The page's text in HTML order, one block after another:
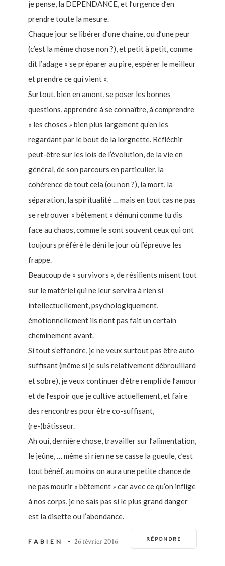
je pense, la DEPENDANCE, et l’urgence d’en
prendre toute la mesure.
Chaque jour se libérer d’une chaîne, ou d’une peur
(c’est la même chose non ?), et petit à petit, comme
dit l’adage « se préparer au pire, espérer le meilleur
et prendre ce qui vient ».
Surtout, bien en amont, se poser les bonnes
questions, apprendre à se connaître, à comprendre
« les choses » bien plus largement qu’en les
regardant par le bout de la lorgnette. Réfléchir
peut-être sur les lois de l’évolution, de la vie en
général, de son parcours en particulier, la
cohérence de tout cela (ou non ?), la mort, la
séparation, la spiritualité … mais en tout cas ne pas
se retrouver « bêtement » démuni comme tu dis
face au chaos, comme le sont souvent ceux qui ont
toujours préféré le déni le jour où l’épreuve les
frappe.
Beaucoup de « survivors », de résilients misent tout
sur le matériel qui ne leur servira à rien si
intellectuellement, psychologiquement,
émotionnellement ils n’ont pas fait un certain
cheminement avant.
Si tout s’effondre, je ne veux surtout pas être auto
suffisant (même si je suis relativement débrouillard
et sobre), je veux continuer d’être rempli de l’amour
et de l’espoir que je cultive actuellement, et faire
des rencontres pour être co-suffisant,
(re-)bâtisseur.
Ah oui, dernière chose, travailler sur l’alimentation,
le jeûne, … même si rien ne se casse la gueule, c’est
tout bénéf, au moins on aura une petite chance de
ne pas mourir « bêtement » car avec ce qu’on inflige
à nos corps, je ne sais pas si le plus grand danger
est la disette ou l’abondance.
RÉPONDRE
FABIEN - 26 février 2016